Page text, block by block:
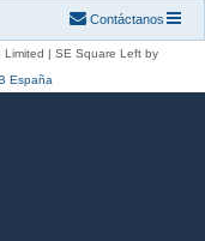
Contáctanos
| SE Square Left by
España